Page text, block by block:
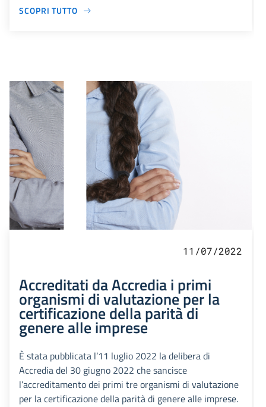
SCOPRI TUTTO
11/07/2022
Accreditati da Accredia i primi
organismi di valutazione per la
certificazione della parità di
genere alle imprese
È stata pubblicata l’11 luglio 2022 la delibera di
Accredia del 30 giugno 2022 che sancisce
l’accreditamento dei primi tre organismi di valutazione
per la certificazione della parità di genere alle imprese.